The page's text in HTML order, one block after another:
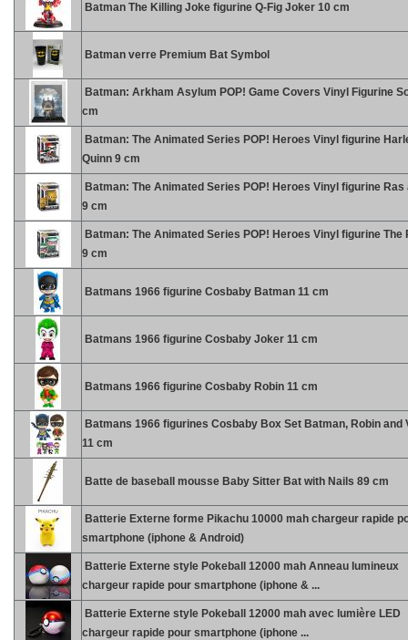
Batman The Killing Joke figurine Q-Fig Joker 10 cm
Batman verre Premium Bat Symbol
Batman: Arkham Asylum POP! Game Covers Vinyl Figurine
cm
Batman: The Animated Series POP! Heroes Vinyl figurine
Quinn 9 cm
Batman: The Animated Series POP! Heroes Vinyl figurine Ras
9 cm
Batman: The Animated Series POP! Heroes Vinyl figurine The
9 cm
Batmans 1966 figurine Cosbaby Batman 11 cm
Batmans 1966 figurine Cosbaby Joker 11 cm
Batmans 1966 figurine Cosbaby Robin 11 cm
Batmans 1966 figurines Cosbaby Box Set Batman, Robin and
11 cm
Batte de baseball mousse Baby Sitter Bat with Nails 89 cm
Batterie Externe forme Pikachu 10000 mah chargeur rapide
smartphone (iphone & Android)
Batterie Externe style Pokeball 12000 mah Anneau lumineux
chargeur rapide pour smartphone (iphone & ...
Batterie Externe style Pokeball 12000 mah avec lumière LED
chargeur rapide pour smartphone (iphone ...